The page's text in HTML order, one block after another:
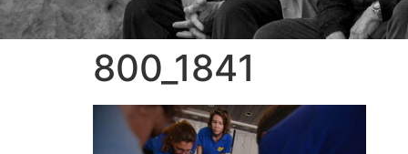
800_1841